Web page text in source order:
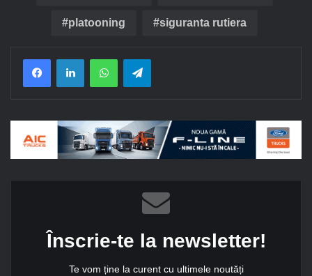
platooning siguranta rutiera
Înscrie-te la newsletter!
Te vom ține la curent cu ultimele noutăți